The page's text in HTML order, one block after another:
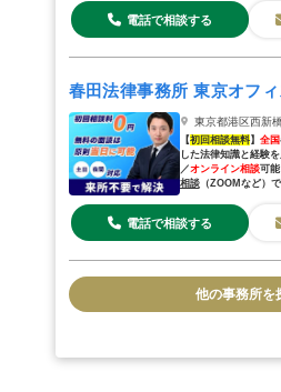
電話で相談する
春田法律事務所 東京オフィ
東京都港区⻄新
【初回相談無料】 全国
した法律知識と経験
／オンライン相談可能
相談（ZOOM など）
所相談
電話で相談する
他の事務所を